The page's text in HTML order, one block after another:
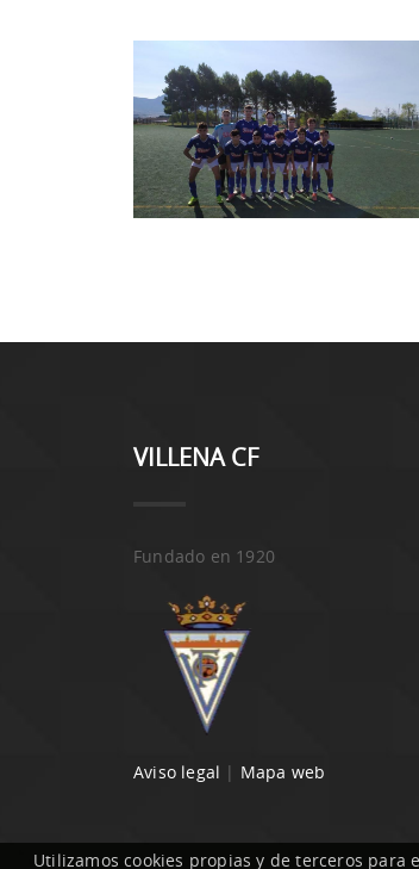
VILLENA CF
Fundado en 1920
Aviso legal | Mapa web
Utilizamos cookies propias y de terceros